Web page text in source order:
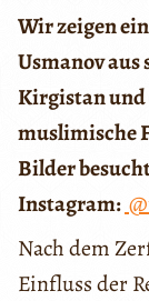
Wir zeigen
Usmanov
Kirgistan
muslimische
Bilder
Instagram:
Nach dem
Einfluss der